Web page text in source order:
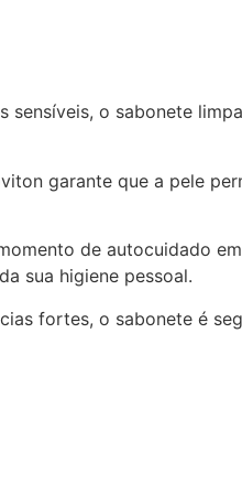
o sabonete
garante que a pele
de autocuidado
sua higiene pessoal.
fortes, o sabonete é